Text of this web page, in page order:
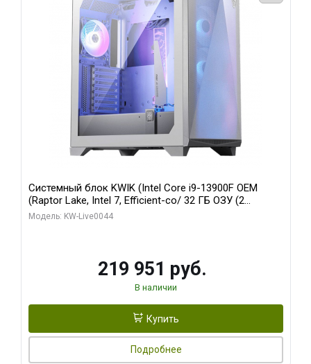
Системный блок KWIK (Intel Core i9-13900F OEM
(Raptor Lake, Intel 7, Efficient-co/ 32 ГБ ОЗУ (2
модуля)/ Gigabyte RTX5070Ti AERO OC 16GB GDDR7
Модель: KW-Live0044
219 951 руб.
В наличии
Купить
Подробнее